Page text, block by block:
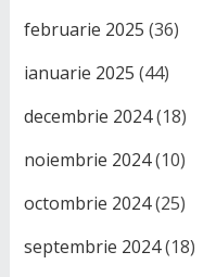
februarie 2025 (36)
ianuarie 2025 (44)
decembrie 2024(18)
noiembrie 2024(10)
octombrie 2024(25)
septembrie 2024(18)